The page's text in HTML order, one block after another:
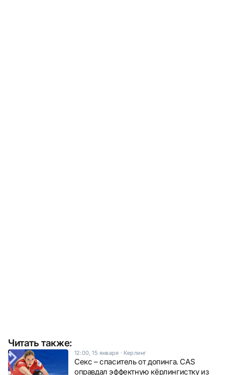
Читать также:
12:00, 15 января · Керлинг
Секс – спаситель от допинга. CAS
оправдал эффектную кёрлингистку из